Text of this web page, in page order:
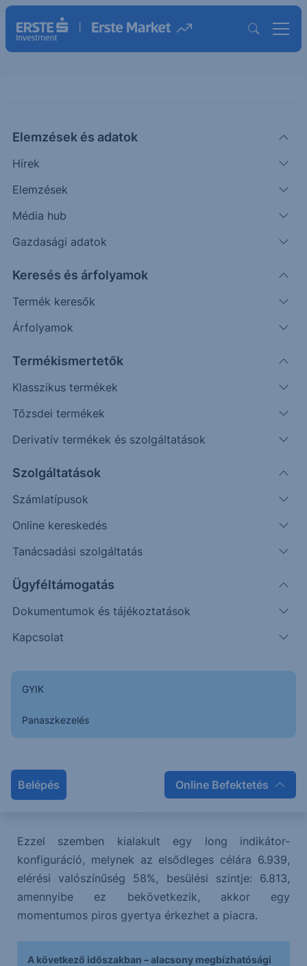
Elemzések és adatok
Hírek
Elemzések
Média hub
Gazdasági adatok
Keresés és árfolyamok
Termék keresők
Árfolyamok
Termékismertetők
Klasszikus termékek
Tőzsdei termékek
Derivatív termékek és szolgáltatások
Szolgáltatások
Számlatípusok
Online kereskedés
Tanácsadási szolgáltatás
Ügyféltámogatás
Dokumentumok és tájékoztatások
Kapcsolat
GYIK
Panaszkezelés
Belépés Online Befektetés
S&P500 - 2025/86 - napi
CHART EXTRA
Puppi Adrián
Az elmúlt időszakban esés érkezett a piacra.
Timeframe
A várthoz képest a korrekció mélyebbre jutott, az
esésnek a 10 napos mozgóátlag állta útját. A
korrekció befejezését követően további emelkedés
érkezik a piacra, az árfolyam a 20 napos
mozgóátlagot célozhatja.
60%-os valószínűséggel mutat az elsődleges célára,
amely 6650-nél található. Tipikus besülési szintje a
Ezzel szemben kialakult egy long indikátor-
konfiguráció, melynek az elsődleges célára 6.939,
elérési valószínűség 58%, besülési szintje: 6.813,
amennyibe ez bekövetkezik, akkor egy
momentumos piros gyertya érkezhet a piacra.
A következő időszakban – alacsony megbízhatósági